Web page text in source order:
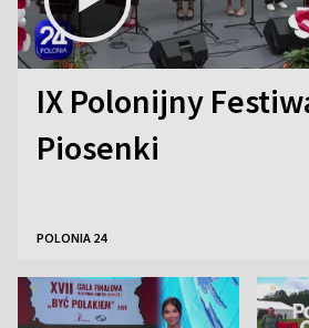
IX Polonijny
Piosenki
POLONIA 24